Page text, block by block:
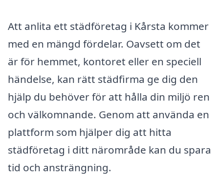
Att anlita ett städföretag i Kårsta kommer
med en mängd fördelar. Oavsett om det
är för hemmet, kontoret eller en speciell
händelse, kan rätt städfirma ge dig den
hjälp du behöver för att hålla din miljö ren
och välkomnande. Genom att använda en
plattform som hjälper dig att hitta
städföretag i ditt närområde kan du spara
tid och ansträngning.